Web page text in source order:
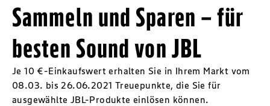
Sammeln und Sparen – für
besten Sound von JBL
Je 10 €-Einkaufswert erhalten Sie in Ihrem Markt vom
08.03. bis 26.06.2021 Treuepunkte, die Sie für
ausgewählte JBL-Produkte einlösen können.